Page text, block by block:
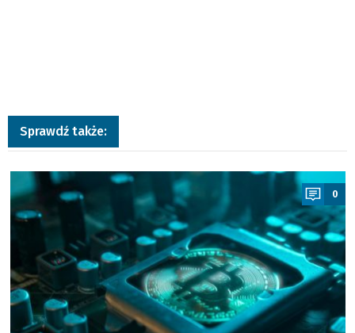
Sprawdź także:
a
0